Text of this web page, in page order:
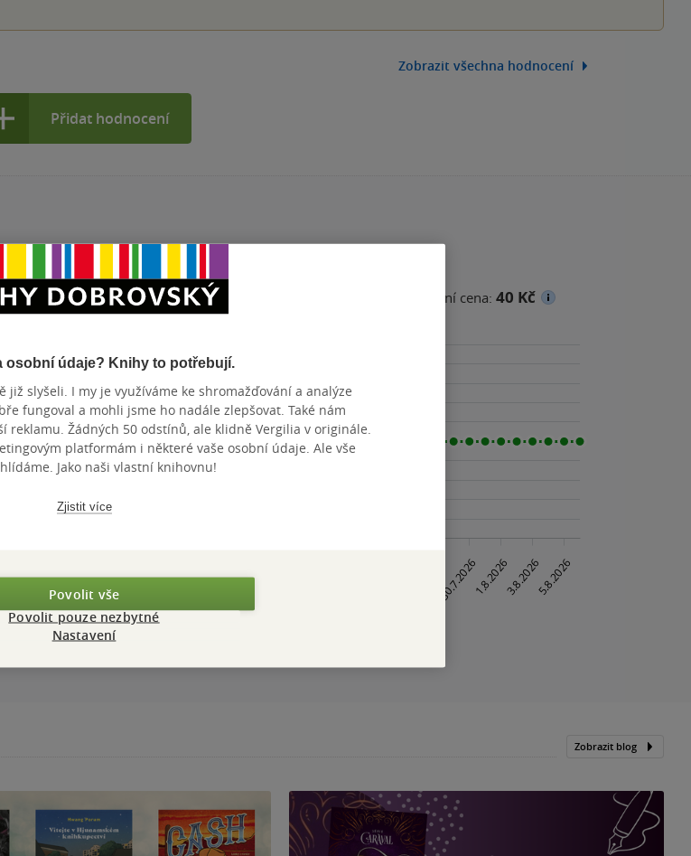
Zobrazit všechna hodnocení
Přidat hodnocení
Maloobchodní cena Minimální prodejní cena: 40 Kč
Zobrazit blog
osobní údaje? Knihy to potřebují.
již slyšeli. I my je využíváme ke shromažďování a analýze
fungoval a mohli jsme ho nadále zlepšovat. Také nám
reklamu. Žádných 50 odstínů, ale klidně Vergilia v originále.
platformám i některé vaše osobní údaje. Ale vše
Jako naši vlastní knihovnu!
Zjistit více
Povolit vše
Povolit pouze nezbytné
Nastavení